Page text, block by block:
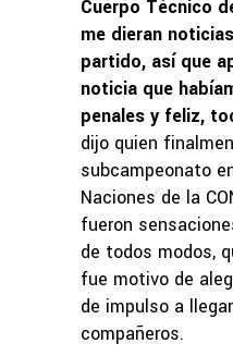
Cuerpo Técnico
me dieran
partido, así que
noticia que
penales y feliz,
dijo quien
subcampeonato
Naciones de la
fueron
de todos modos,
fue motivo de
de impulso a
compañeros.